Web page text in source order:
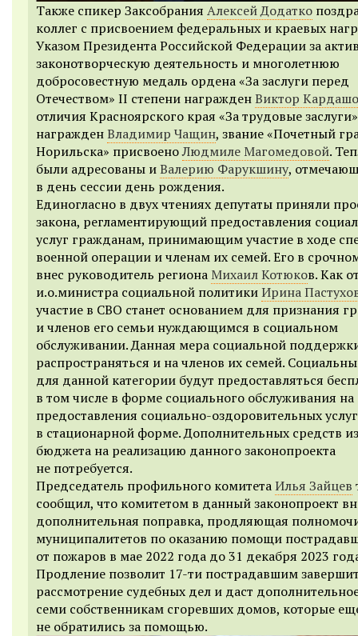
Также спикер Заксобрания Алексей Додатко
коллег с присвоением федеральных и краевых
Указом Президента Российской Федерации за
законотворческую деятельность и многолетнюю
добросовестную медаль ордена «За заслуги перед
Отечеством» II степени награжденВиктор
отличия Красноярского края «За трудовые заслуги»
награжденВладимир Чащин, звание «Почетный
Норильска» присвоеноЛюдмиле Магомедовой.
были адресованы иВалерию Фарукшину,
в день сессии день рождения.
Единогласно в двух чтениях депутаты приняли
закона, регламентирующий предоставления
услуг гражданам, принимающим участие в ходе
военной операции и членам их семей. Его в
внес руководитель региона Михаил Котюков. Как
и.о.министра социальной политикиИрина
участие в СВО станет основанием для признания
и членов его семьи нуждающимся в социальном
обслуживании. Данная мера социальной
распространяться и на членов их семей.
для данной категории будут предоставляться
в том числе в форме социального обслуживания
предоставления социально-оздоровительных услуг
в стационарной форме. Дополнительных средств
бюджета на реализацию данного законопроекта
не потребуется.
Председатель профильного комитетаИлья Зайцев
сообщил, что комитетом в данный законопроект
дополнительная поправка, продляющая
муниципалитетов по оказанию помощи
от пожаров в мае 2022 года до 31 декабря 2023
Продление позволит 17-ти пострадавшим
рассмотрение судебных дел и даст
семи собственникам сгоревших домов, которые
не обратились за помощью.